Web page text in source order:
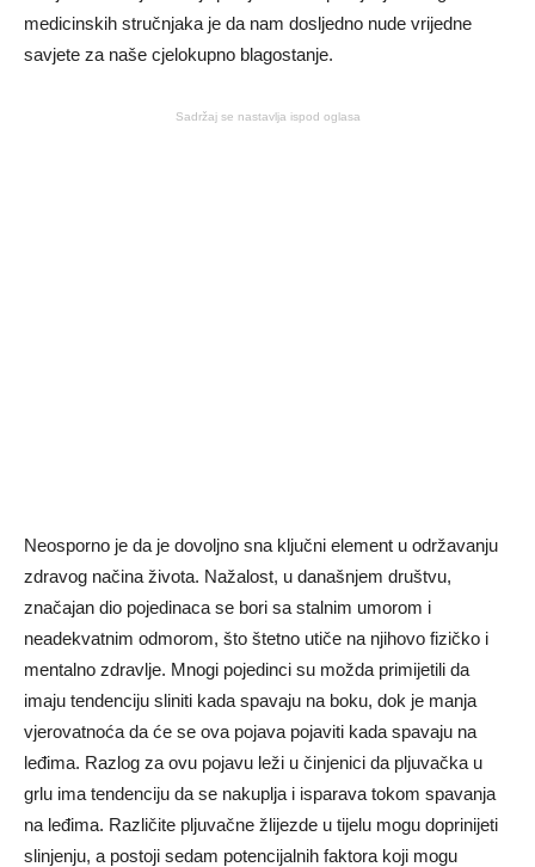
medicinskih stručnjaka je da nam dosljedno nude vrijedne
savjete za naše cjelokupno blagostanje.
Sadržaj se nastavlja ispod oglasa
Neosporno je da je dovoljno sna ključni element u održavanju
zdravog načina života. Nažalost, u današnjem društvu,
značajan dio pojedinaca se bori sa stalnim umorom i
neadekvatnim odmorom, što štetno utiče na njihovo fizičko i
mentalno zdravlje. Mnogi pojedinci su možda primijetili da
imaju tendenciju sliniti kada spavaju na boku, dok je manja
vjerovatnoća da će se ova pojava pojaviti kada spavaju na
leđima. Razlog za ovu pojavu leži u činjenici da pljuvačka u
grlu ima tendenciju da se nakuplja i isparava tokom spavanja
na leđima. Različite pljuvačne žlijezde u tijelu mogu doprinijeti
slinjenju, a postoji sedam potencijalnih faktora koji mogu